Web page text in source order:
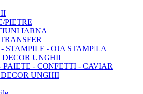
PIETRE
IARNA
STAMPILE - OJA STAMPILA
DECOR UNGHII
PAIETE - CONFETTI - CAVIAR
UNGHII